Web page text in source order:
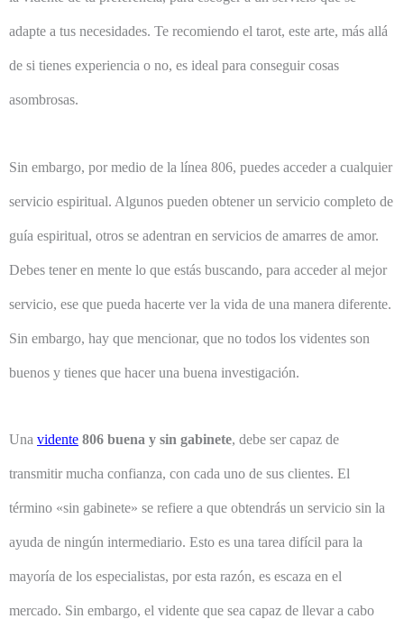
adapte a tus necesidades. Te recomiendo el tarot, este arte, más allá
de si tienes experiencia o no, es ideal para conseguir cosas
asombrosas.
Sin embargo, por medio de la línea 806, puedes acceder a cualquier
servicio espiritual. Algunos pueden obtener un servicio completo de
guía espiritual, otros se adentran en servicios de amarres de amor.
Debes tener en mente lo que estás buscando, para acceder al mejor
servicio, ese que pueda hacerte ver la vida de una manera diferente.
Sin embargo, hay que mencionar, que no todos los videntes son
buenos y tienes que hacer una buena investigación.
Una vidente 806 buena y sin gabinete, debe ser capaz de
transmitir mucha confianza, con cada uno de sus clientes. El
término «sin gabinete» se refiere a que obtendrás un servicio sin la
ayuda de ningún intermediario. Esto es una tarea difícil para la
mayoría de los especialistas, por esta razón, es escaza en el
mercado. Sin embargo, el vidente que sea capaz de llevar a cabo